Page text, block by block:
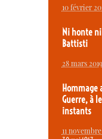
10 février
Ni honte
Battisti
28 mars 2019
Hommage
Guerre, à
instants
11 novembre